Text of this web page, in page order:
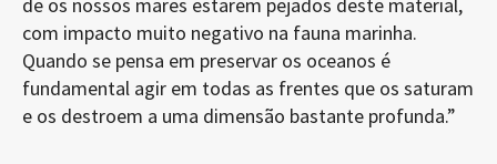
com impacto muito negativo na fauna marinha.
Quando se pensa em preservar os oceanos é
fundamental agir em todas as frentes que os saturam
e os destroem a uma dimensão bastante profunda.”